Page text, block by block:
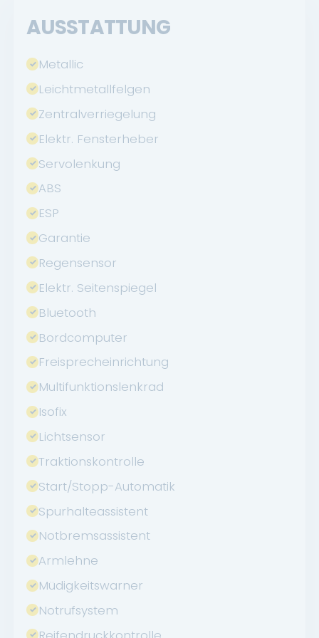
AUSSTATTUNG
Metallic
Leichtmetallfelgen
Zentralverriegelung
Elektr. Fensterheber
Servolenkung
ABS
ESP
Garantie
Regensensor
Elektr. Seitenspiegel
Bluetooth
Bordcomputer
Freisprecheinrichtung
Multifunktionslenkrad
Isofix
Lichtsensor
Traktionskontrolle
Start/Stopp-Automatik
Spurhalteassistent
Notbremsassistent
Armlehne
Müdigkeitswarner
Notrufsystem